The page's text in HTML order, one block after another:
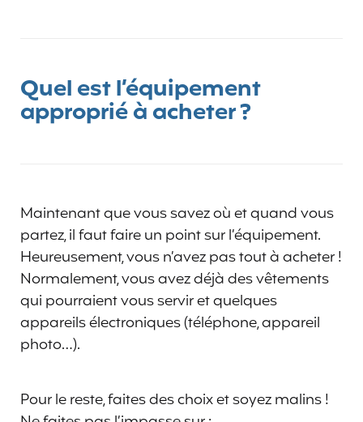
Quel est l’équipement
approprié à acheter ?
Maintenant que vous savez où et quand vous
partez, il faut faire un point sur l’équipement.
Heureusement, vous n’avez pas tout à acheter !
Normalement, vous avez déjà des vêtements
qui pourraient vous servir et quelques
appareils électroniques (téléphone, appareil
photo…).
Pour le reste, faites des choix et soyez malins !